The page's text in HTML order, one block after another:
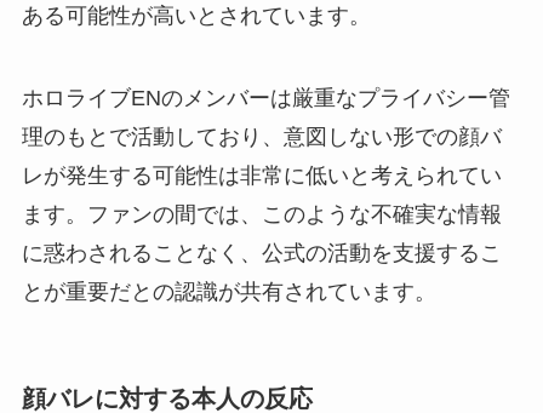
ある可能性が高いとされています。
ホロライブENのメンバーは厳重なプライバシー管
理のもとで活動しており、意図しない形での顔バ
レが発生する可能性は非常に低いと考えられてい
ます。ファンの間では、このような不確実な情報
に惑わされることなく、公式の活動を支援するこ
とが重要だとの認識が共有されています。
顔バレに対する本人の反応